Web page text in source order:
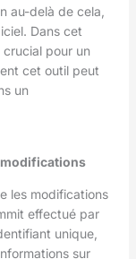
au-delà de cela,
Dans cet
pour un
cet outil peut
un
modifications
les modifications
effectué par
unique,
sur